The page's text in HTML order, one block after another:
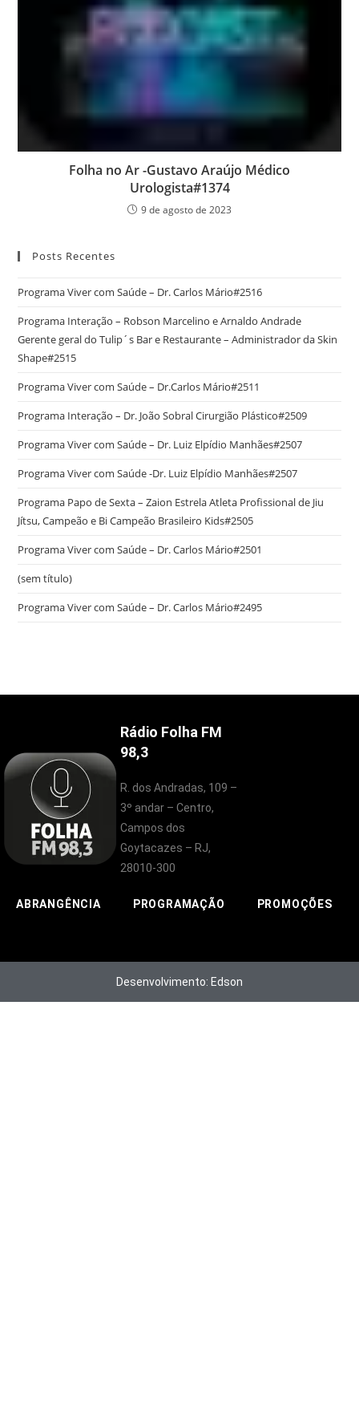
Folha no Ar -Gustavo Araújo Médico
Urologista#1374
9 de agosto de 2023
Posts Recentes
Programa Viver com Saúde – Dr. Carlos Mário#2516
Programa Interação – Robson Marcelino e Arnaldo Andrade
Gerente geral do Tulip´s Bar e Restaurante – Administrador da Skin
Shape#2515
Programa Viver com Saúde – Dr.Carlos Mário#2511
Programa Interação – Dr. João Sobral Cirurgião Plástico#2509
Programa Viver com Saúde – Dr. Luiz Elpídio Manhães#2507
Programa Viver com Saúde -Dr. Luiz Elpídio Manhães#2507
Programa Papo de Sexta – Zaion Estrela Atleta Profissional de Jiu
Jítsu, Campeão e Bi Campeão Brasileiro Kids#2505
Programa Viver com Saúde – Dr. Carlos Mário#2501
(sem título)
Programa Viver com Saúde – Dr. Carlos Mário#2495
Rádio Folha FM
98,3
R. dos Andradas, 109 –
3º andar – Centro,
Campos dos
Goytacazes – RJ,
28010-300
ABRANGÊNCIA PROGRAMAÇÃO PROMOÇÕES
Desenvolvimento: Edson